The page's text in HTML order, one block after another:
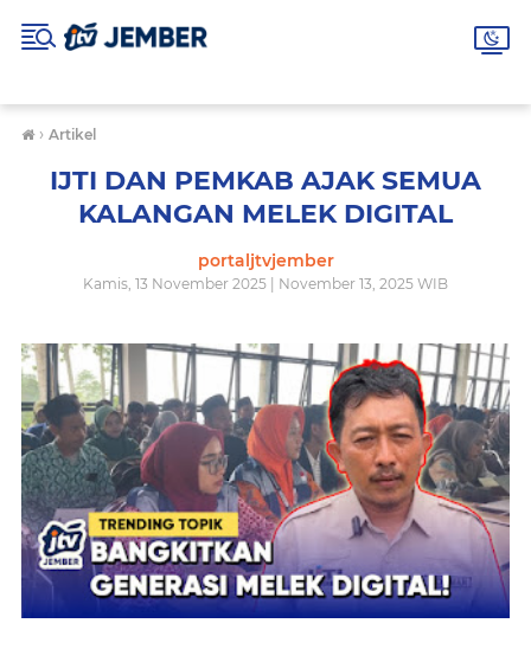
› Artikel
IJTI DAN PEMKAB AJAK SEMUA
KALANGAN MELEK DIGITAL
portaljtvjember
Kamis, 13 November 2025 | November 13, 2025 WIB